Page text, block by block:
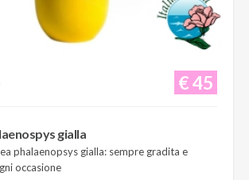
€ 45
gialla
phalaenopsys gialla: sempre gradita e
occasione